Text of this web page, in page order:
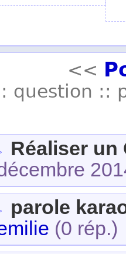
<<
question ::
Réaliser un
parole
(0 rép.)